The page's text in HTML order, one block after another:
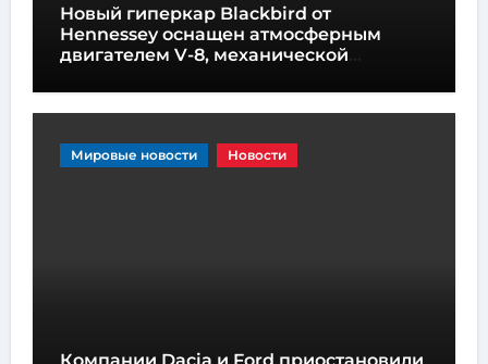
Новый гиперкар Blackbird от
Hennessey оснащен атмосферным
двигателем V-8, механической
Мировые новости Новости